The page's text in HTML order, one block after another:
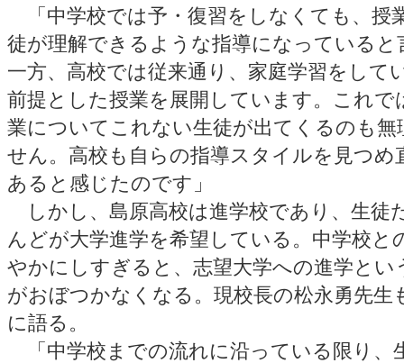
「中学校では予・復習をしなくても、授
徒が理解できるような指導になっていると
一方、高校では従来通り、家庭学習をして
前提とした授業を展開しています。これで
業についてこれない生徒が出てくるのも無
せん。高校も自らの指導スタイルを見つめ
あると感じたのです」
しかし、島原高校は進学校であり、生徒
んどが大学進学を希望している。中学校と
やかにしすぎると、志望大学への進学とい
がおぼつかなくなる。現校長の松永勇先生
に語る。
「中学校までの流れに沿っている限り、